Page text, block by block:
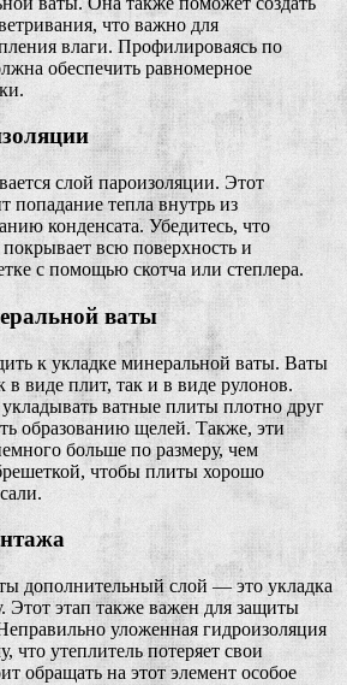
что важно для
влаги. Профилироваясь по
обеспечить равномерное
слой пароизоляции. Этот
попадание тепла внутрь из
конденсата. Убедитесь, что
всю поверхность и
с помощью скотча или степлера.
ваты
к укладке минеральной ваты. Ваты
виде плит, так и в виде рулонов.
ватные плиты плотно друг
образованию щелей. Также, эти
больше по размеру, чем
чтобы плиты хорошо
дополнительный слой — это укладка
Этот этап также важен для защиты
уложенная гидроизоляция
что утеплитель потеряет свои
обращать на этот элемент особое